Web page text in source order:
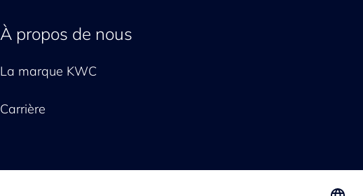
À propos de nous
La marque KWC
Carrière